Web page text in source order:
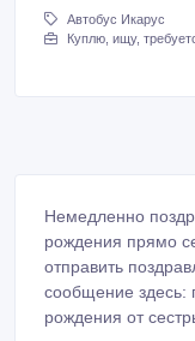
Автобус Икарус
Куплю, ищу,
Немедленно
рождения прямо
отправить
сообщение здесь:
рождения от